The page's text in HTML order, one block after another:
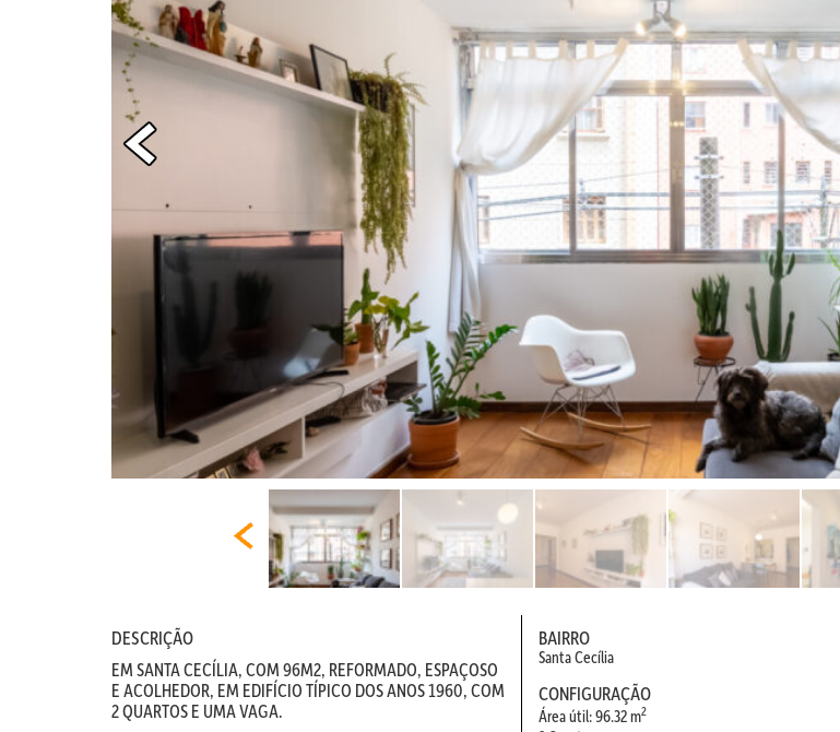
DESCRIÇÃO
EM SANTA CECÍLIA, COM 96M2, REFORMADO, ESPAÇOSO
E ACOLHEDOR, EM EDIFÍCIO TÍPICO DOS ANOS 1960, COM
2 QUARTOS E UMA VAGA.
BAIRRO
Santa Cecília
CONFIGURAÇÃO
Área útil: 96.32 m2